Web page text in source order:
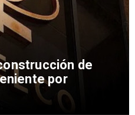
de
por